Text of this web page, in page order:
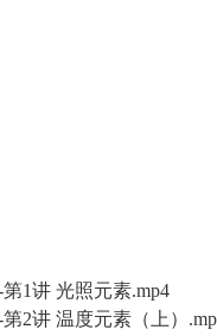
1讲 光照元素.mp4
2讲 温度元素（上）